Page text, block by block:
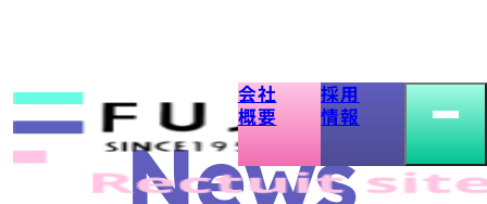
2023
年
会社
概要
採用
情報